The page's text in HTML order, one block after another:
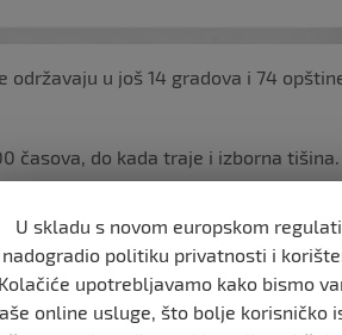
u još 14 gradova i 74
časova, do kada traje i izborna tišina.
koliko i za Skupštinu Novog Sada,
Subotici, Zrenjaninu, Kikindi,
Užicu i Čačku.
U skladu s novom europskom
nadogradio politiku privatnosti i
Kolačiće upotrebljavamo kako bismo
online usluge, što bolje korisničko